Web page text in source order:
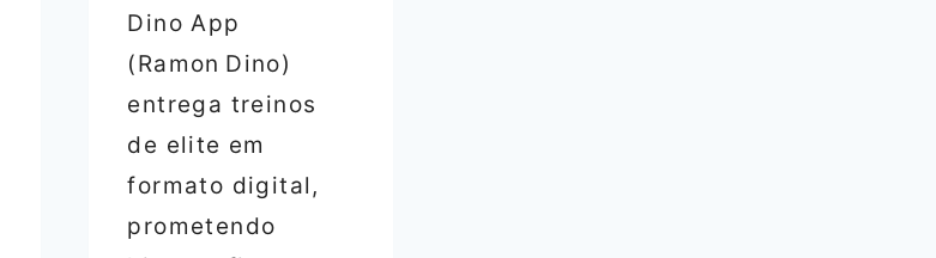
Dino App
(Ramon Dino)
entrega treinos
de elite em
formato digital,
prometendo